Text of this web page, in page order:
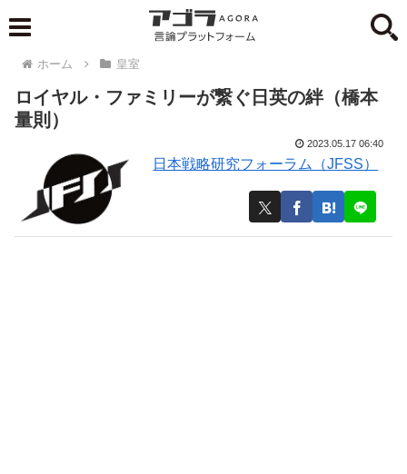
ホーム 皇室
ロイヤル・ファミリーが繋ぐ日英の絆（橋本
量則）
日本戦略研究フォーラム（JFSS）
2023.05.17 06:40